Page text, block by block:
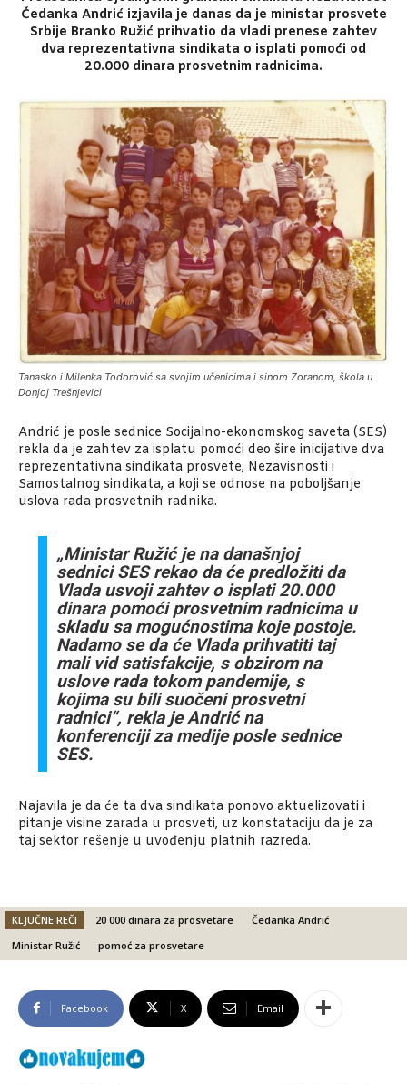
Čedanka Andrić izjavila je danas da je ministar prosvete
Srbije Branko Ružić prihvatio da vladi prenese zahtev
dva reprezentativna sindikata o isplati pomoći od
20.000 dinara prosvetnim radnicima.
Tanasko i Milenka Todorović sa svojim učenicima i sinom Zoranom, škola u
Donjoj Trešnjevici
Andrić je posle sednice Socijalno-ekonomskog saveta (SES)
rekla da je zahtev za isplatu pomoći deo šire inicijative dva
reprezentativna sindikata prosvete, Nezavisnosti i
Samostalnog sindikata, a koji se odnose na poboljšanje
uslova rada prosvetnih radnika.
„Ministar Ružić je na današnjoj
sednici SES rekao da će predložiti da
Vlada usvoji zahtev o isplati 20.000
dinara pomoći prosvetnim radnicima u
skladu sa mogućnostima koje postoje.
Nadamo se da će Vlada prihvatiti taj
mali vid satisfakcije, s obzirom na
uslove rada tokom pandemije, s
kojima su bili suočeni prosvetni
radnici“, rekla je Andrić na
konferenciji za medije posle sednice
SES.
Najavila je da će ta dva sindikata ponovo aktuelizovati i
pitanje visine zarada u prosveti, uz konstataciju da je za
taj sektor rešenje u uvođenju platnih razreda.
KLJUČNE REČI 20 000 dinara za prosvetare
Čedanka Andrić
Ministar Ružić
pomoć za prosvetare
Facebook X Email